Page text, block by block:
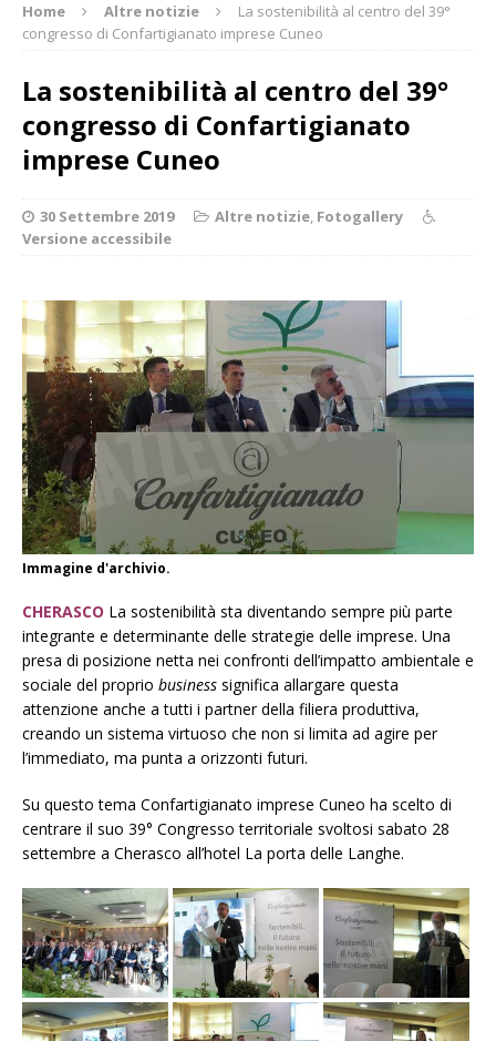
Home Altre notizie
La sostenibilità al centro del 39°
congresso di Confartigianato imprese Cuneo
La sostenibilità al centro del 39°
congresso di Confartigianato
imprese Cuneo
30 Settembre 2019 Altre notizie, Fotogallery
Versione accessibile
Immagine d'archivio.
CHERASCO La sostenibilità sta diventando sempre più parte
integrante e determinante delle strategie delle imprese. Una
presa di posizione netta nei confronti dell’impatto ambientale e
sociale del proprio business significa allargare questa
attenzione anche a tutti i partner della filiera produttiva,
creando un sistema virtuoso che non si limita ad agire per
l’immediato, ma punta a orizzonti futuri.
Su questo tema Confartigianato imprese Cuneo ha scelto di
centrare il suo 39° Congresso territoriale svoltosi sabato 28
settembre a Cherasco all’hotel La porta delle Langhe.